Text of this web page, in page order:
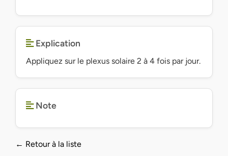
Explication
Appliquez sur le plexus solaire 2 à 4 fois par jour.
Note
← Retour à la liste